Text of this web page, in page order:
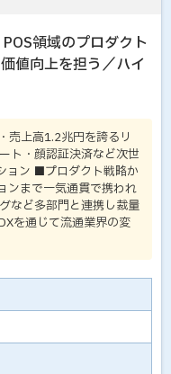
領域のプロダクト
値向上を担う／ハイ
売上高1.2兆円を誇るリ
ト・顔認証決済など次世
ョン ■プロダクト戦略か
ンまで一気通貫で携われ
など多部門と連携し裁量
を通じて流通業界の変